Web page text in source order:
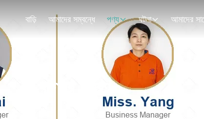
বাড়ি আমাদের সম্বন্ধে পণ্য ঘটনা
পণ্যের বিবরণ